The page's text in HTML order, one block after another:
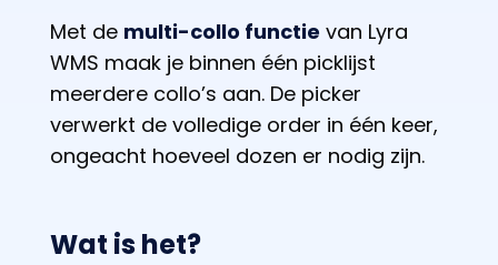
Met de multi-collo functie van Lyra
WMS maak je binnen één picklijst
meerdere collo’s aan. De picker
verwerkt de volledige order in één keer,
ongeacht hoeveel dozen er nodig zijn.
Wat is het?